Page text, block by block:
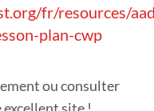
fr/resources/
plan-cwp
ou consulter